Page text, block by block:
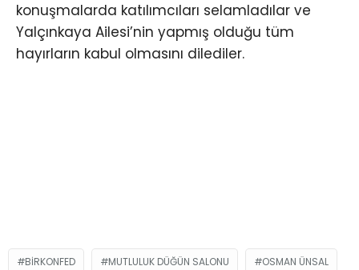
konuşmalarda katılımcıları selamladılar ve
Yalçınkaya Ailesi’nin yapmış olduğu tüm
hayırların kabul olmasını dilediler.
BİRKONFED MUTLULUK DÜĞÜN SALONU OSMAN ÜNSAL